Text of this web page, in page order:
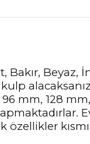
Bakır, Beyaz,
mm, 128